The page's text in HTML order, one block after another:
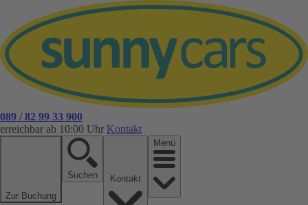
089 / 82 99 33 900
erreichbar ab 10:00 Uhr Kontakt
Zur Buchung
Suchen
Menü